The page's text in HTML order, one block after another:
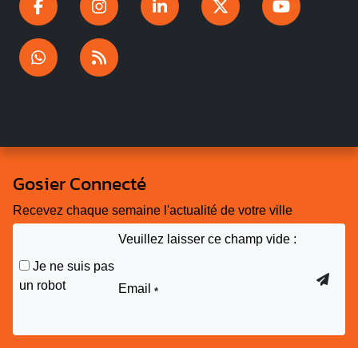
Gosier Connecté
Recevez chaque semaine l'actualité de votre ville
Je ne suis pas
un robot
Veuillez laisser ce champ vide :
Email *